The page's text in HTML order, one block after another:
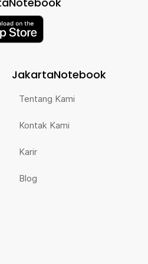
JakartaNotebook
Tentang Kami
Kontak Kami
Karir
Blog